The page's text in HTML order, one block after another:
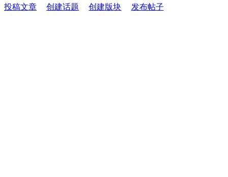
投稿文章
创建话题 创建版块 发布帖子